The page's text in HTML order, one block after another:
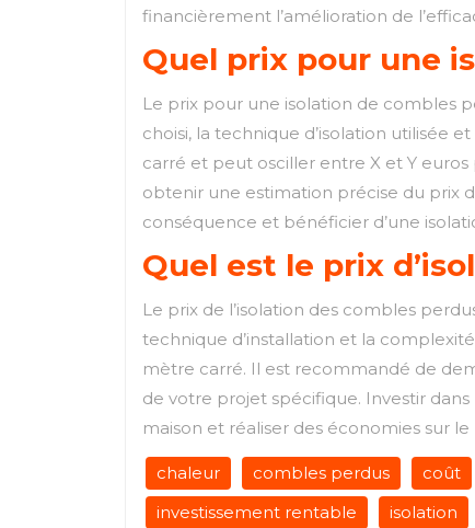
financièrement l’amélioration de
Quel prix pour une
Le prix pour une isolation de combles
choisi, la technique d’isolation utilisée
carré et peut osciller entre X et Y
obtenir une estimation précise du prix
conséquence et bénéficier d’une
Quel est le prix
Le prix de l’isolation des combles
technique d’installation et la
mètre carré. Il est recommandé de
de votre projet spécifique. Investir
maison et réaliser des économies sur
chaleur combles perdus coût
investissement rentable
isolation